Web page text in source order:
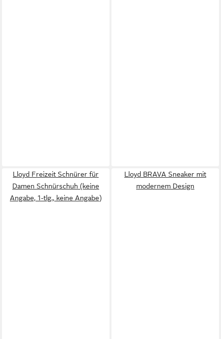
Lloyd Freizeit Schnürer für
Damen Schnürschuh (keine
Angabe, 1-tlg., keine Angabe)
Lloyd BRAVA Sneaker mit
modernem Design